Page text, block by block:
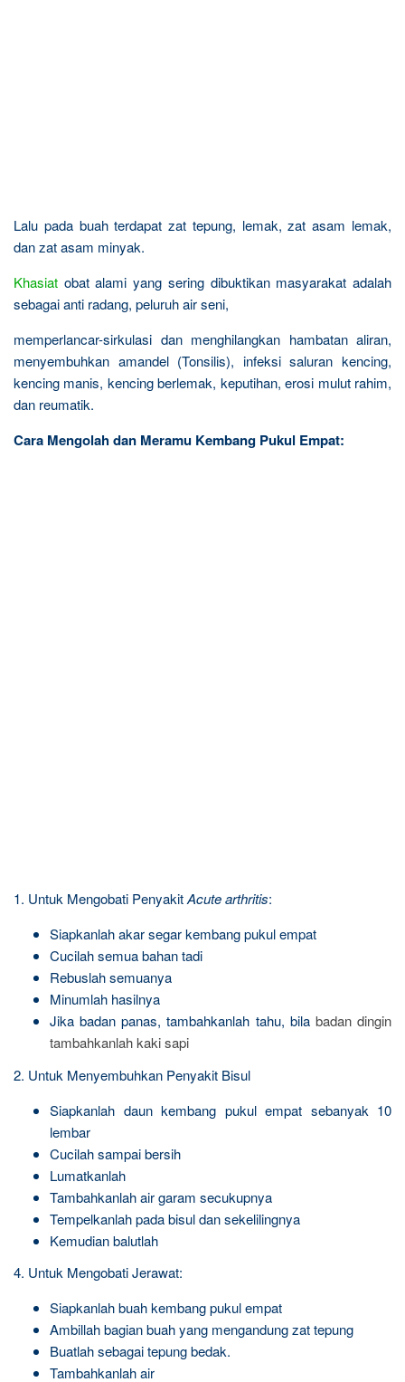
Lalu pada buah terdapat zat tepung, lemak, zat asam lemak,
dan zat asam minyak.
Khasiat obat alami yang sering dibuktikan masyarakat adalah
sebagai anti radang, peluruh air seni,
memperlancar-sirkulasi dan menghilangkan hambatan aliran,
menyembuhkan amandel (Tonsilis), infeksi saluran kencing,
kencing manis, kencing berlemak, keputihan, erosi mulut rahim,
dan reumatik.
Cara Mengolah dan Meramu Kembang Pukul Empat:
1. Untuk Mengobati PenyakitAcute arthritis:
Siapkanlah akar segar kembang pukul empat
Cucilah semua bahan tadi
Rebuslah semuanya
Minumlah hasilnya
Jika badan panas, tambahkanlah tahu, bila badan dingin
tambahkanlah kaki sapi
2. Untuk Menyembuhkan Penyakit Bisul
Siapkanlah daun kembang pukul empat sebanyak 10
lembar
Cucilah sampai bersih
Lumatkanlah
Tambahkanlah air garam secukupnya
Tempelkanlah pada bisul dan sekelilingnya
Kemudian balutlah
4. Untuk Mengobati Jerawat:
Siapkanlah buah kembang pukul empat
Ambillah bagian buah yang mengandung zat tepung
Buatlah sebagai tepung bedak.
Tambahkanlah air